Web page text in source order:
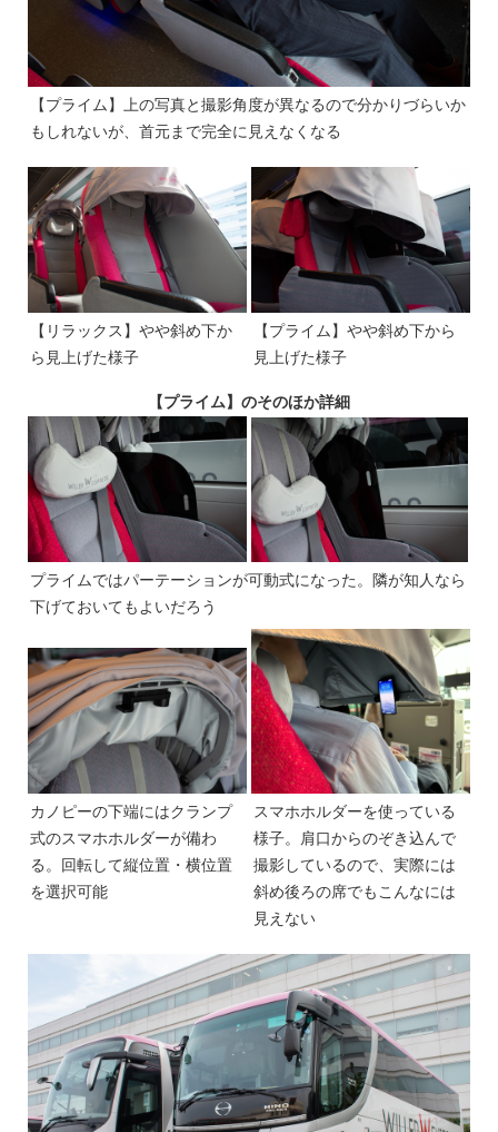
【プライム】上の写真と撮影角度が異なるので分かりづらいか
もしれないが、首元まで完全に見えなくなる
【リラックス】やや斜め下か
ら見上げた様子
【プライム】やや斜め下から
見上げた様子
【プライム】のそのほか詳細
プライムではパーテーションが可動式になった。隣が知人なら
下げておいてもよいだろう
カノピーの下端にはクランプ
式のスマホホルダーが備わ
る。回転して縦位置・横位置
を選択可能
スマホホルダーを使っている
様子。肩口からのぞき込んで
撮影しているので、実際には
斜め後ろの席でもこんなには
見えない